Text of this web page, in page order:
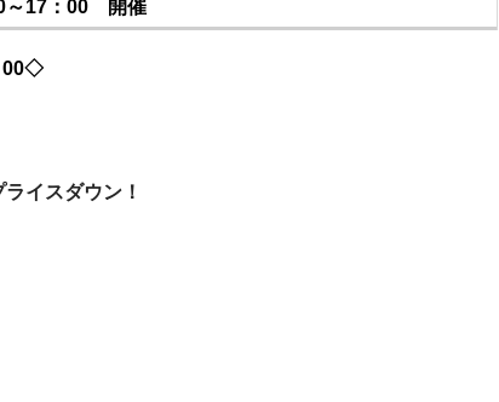
～17：00 開催
00◇
イスダウン！